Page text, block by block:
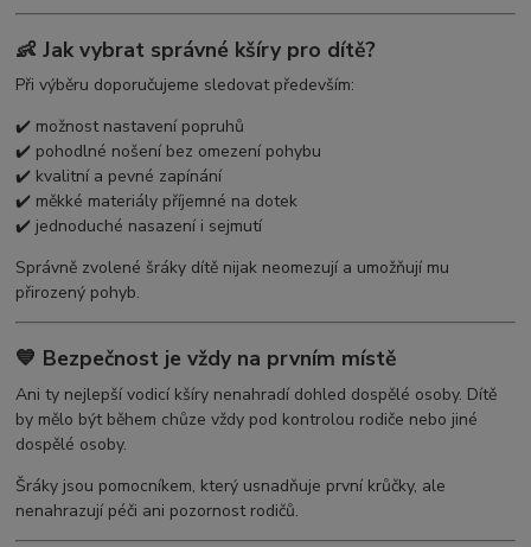
👶 Jak vybrat správné kšíry pro dítě?
Při výběru doporučujeme sledovat především:
✔️ možnost nastavení popruhů
✔️ pohodlné nošení bez omezení pohybu
✔️ kvalitní a pevné zapínání
✔️ měkké materiály příjemné na dotek
✔️ jednoduché nasazení i sejmutí
Správně zvolené šráky dítě nijak neomezují a umožňují mu
přirozený pohyb.
💙 Bezpečnost je vždy na prvním místě
Ani ty nejlepší vodicí kšíry nenahradí dohled dospělé osoby. Dítě
by mělo být během chůze vždy pod kontrolou rodiče nebo jiné
dospělé osoby.
Šráky jsou pomocníkem, který usnadňuje první krůčky, ale
nenahrazují péči ani pozornost rodičů.